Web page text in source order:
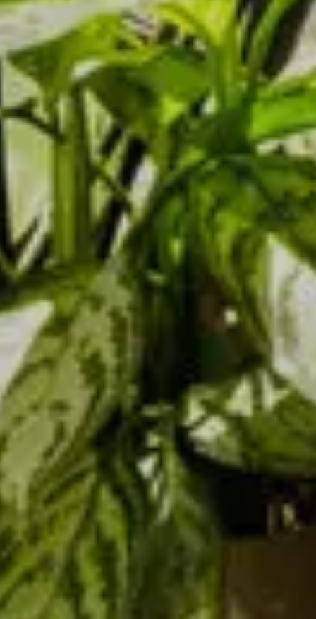
PRENOTA IL TUO SOGGIORNO
Arrivo
AGO
7
2026
Partenza
AGO
8
2026
Camere
Modifica/cancella prenotazione